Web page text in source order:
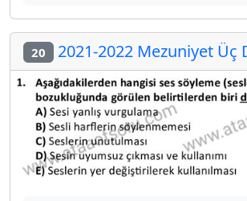
20 2021-2022 Mezuniyet Üç